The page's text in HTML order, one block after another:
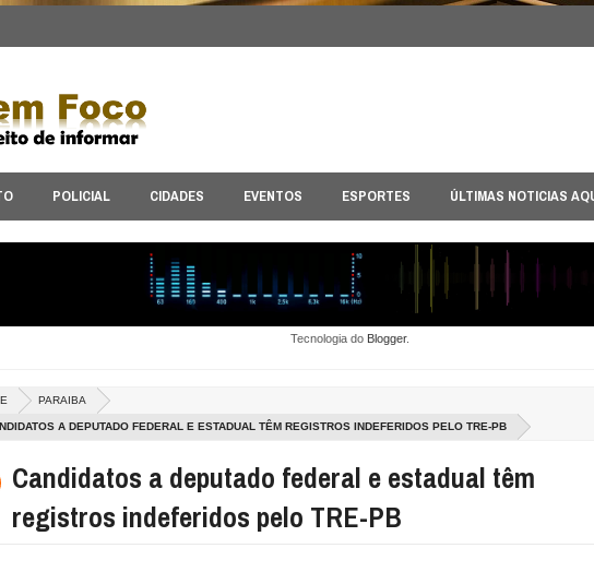
POLICIAL CIDADES EVENTOS ESPORTES ÚLTIMAS NOTICIAS
Tecnologia do Blogger.
PARAIBA
A DEPUTADO FEDERAL E ESTADUAL TÊM REGISTROS INDEFERIDOS PELO TRE-PB
Candidatos a deputado federal e estadual têm
registros indeferidos pelo TRE-PB